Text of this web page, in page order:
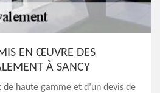
EN ŒUVRE DES
À SANCY
de haute gamme et d’un devis de